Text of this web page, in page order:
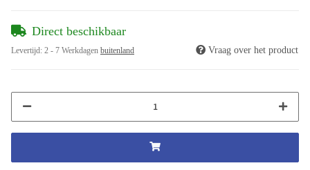
Direct beschikbaar
Levertijd: 2 - 7 Werkdagen buitenland Vraag over het product